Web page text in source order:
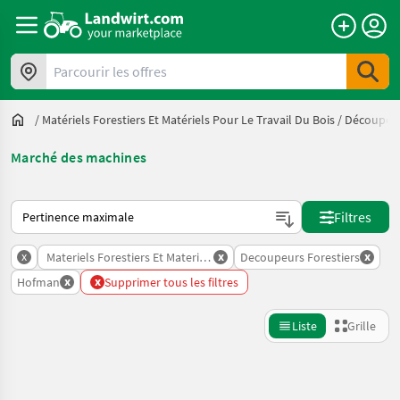
Parcourir les offres
/ Matériels Forestiers Et Matériels Pour Le Travail Du Bois /
Marché des machines
Voici comment les annonces sont triées sur Landwirt.com
Filtres
x Materiels Forestiers Et Materiels Pour Le Travail Du Bois
x Decoupeurs Forestiers x
Hofman x x Supprimer tous les filtres
Liste Grille